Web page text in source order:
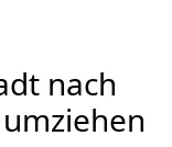
nach